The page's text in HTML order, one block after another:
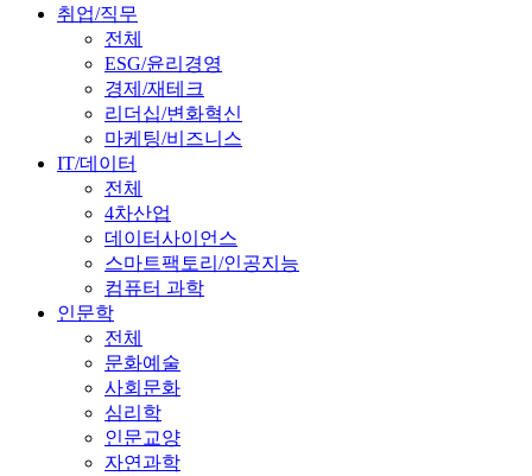
취업/직무
전체
ESG/윤리경영
경제/재테크
리더십/변화혁신
마케팅/비즈니스
IT/데이터
전체
4차산업
데이터사이언스
스마트팩토리/인공지능
컴퓨터 과학
인문학
전체
문화예술
사회문화
심리학
인문교양
자연과학